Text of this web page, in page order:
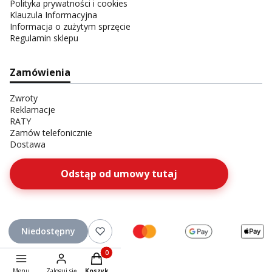
Polityka prywatności i cookies
Klauzula Informacyjna
Informacja o zużytym sprzęcie
Regulamin sklepu
Zamówienia
Zwroty
Reklamacje
RATY
Zamów telefonicznie
Dostawa
Odstąp od umowy tutaj
Niedostępny
Produkty w koszyku: 0. Zobacz szczegóły